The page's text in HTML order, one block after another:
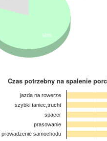
80%
Czas potrzebny na spalenie
jazda na rowerze
szybki taniec,trucht
spacer
prasowanie
prowadzenie samochodu